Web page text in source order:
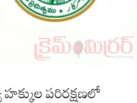
పరిరక్షణలో